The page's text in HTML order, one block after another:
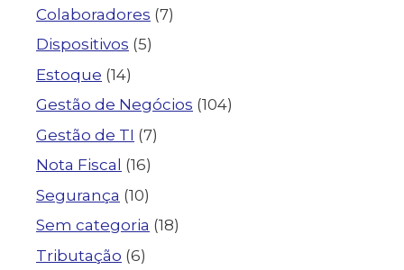
Colaboradores (7)
Dispositivos (5)
Estoque (14)
Gestão de Negócios (104)
Gestão de TI (7)
Nota Fiscal (16)
Segurança (10)
Sem categoria (18)
Tributação (6)